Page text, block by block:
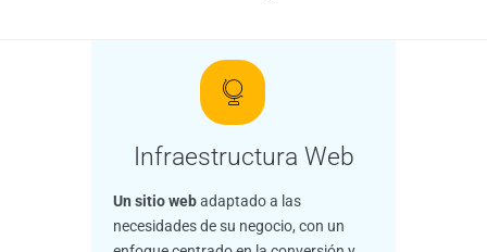
Infraestructura Web
Un sitio webadaptado a las
necesidades de su negocio, con un